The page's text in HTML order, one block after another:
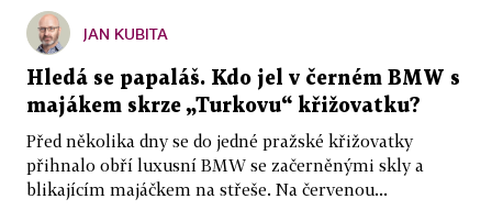
JAN KUBITA
Hledá se papaláš. Kdo jel v černém BMW s
majákem skrze „Turkovu“ křižovatku?
Před několika dny se do jedné pražské křižovatky
přihnalo obří luxusní BMW se začerněnými skly a
blikajícím majáčkem na střeše. Na červenou...